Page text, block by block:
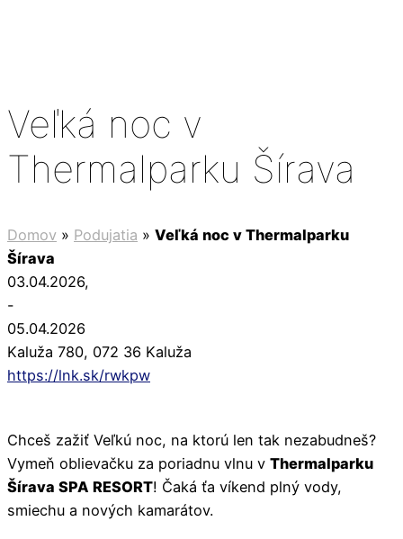
Veľká noc v
Thermalparku Šírava
Domov » Podujatia » Veľká noc v Thermalparku
Šírava
03.04.2026,
-
05.04.2026
Kaluža 780, 072 36 Kaluža
https://lnk.sk/rwkpw
Chceš zažiť Veľkú noc, na ktorú len tak nezabudneš?
Vymeň oblievačku za poriadnu vlnu v Thermalparku
Šírava SPA RESORT! Čaká ťa víkend plný vody,
smiechu a nových kamarátov.